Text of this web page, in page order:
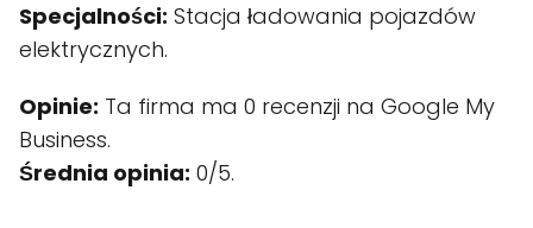
Specjalności: Stacja ładowania pojazdów
elektrycznych.
Opinie: Ta firma ma 0 recenzji na Google My
Business.
Średnia opinia: 0/5.